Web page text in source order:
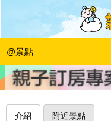
@景點
居高臨下絕佳
寂寞公路～雙溪
Sweet Tina 樂在生活分享|
介紹 附近景點